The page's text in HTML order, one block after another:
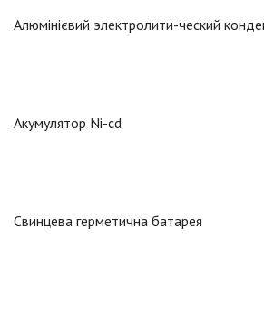
Алюмінієвий электролити-ческий
Акумулятор Ni-cd
Свинцева герметична батарея